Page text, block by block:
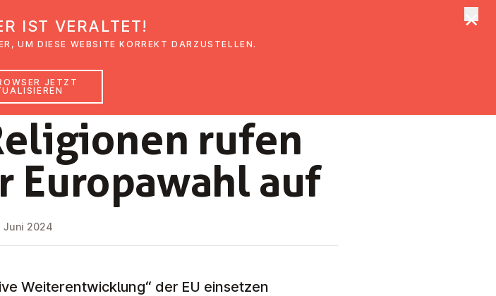
News Veranstaltungen
rufen
Eu­ro­pa­wahl auf
NEWS
Juni 2024
Weiterentwicklung“ der EU einsetzen
IST VERALTET!
UM DIESE WEBSITE KORREKT DARZUSTELLEN.
JETZT
×